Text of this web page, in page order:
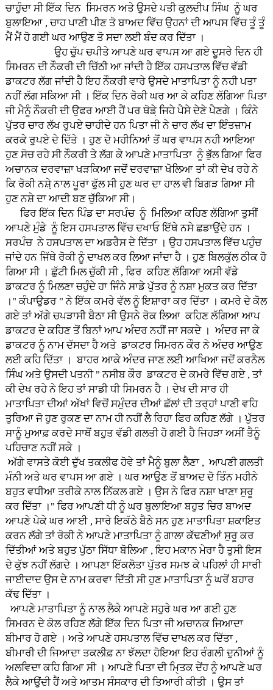
ਚਾਹੁੰਦਾ ਸੀ ਇੱਕ ਦਿਨ ਸਿਮਰਨ ਅਤੇ ਉਸਦੇ ਪਤੀ ਕੁਲਦੀਪ ਸਿੰਘ ਨੂੰ ਘਰ
ਬੁਲਾਇਆ , ਚਾਹ ਪਾਣੀ ਪੀਣ ਤੋ ਬਾਅਦ ਵਿੱਚ ਉਹਨਾਂ ਦੀ ਆਪਸ ਵਿੱਚ ਤੂੰ ਤੂੰ
ਮੈਂ ਮੈਂ ਹੋ ਗਈ ਘਰ ਆਉਣ ਤੋ ਸਦਾ ਲਈ ਬੰਦ ਕਰ ਦਿੱਤਾ ।
ਉਹ ਚੁੱਪ ਚਪੀਤੇ ਆਪਣੇ ਘਰ ਵਾਪਸ ਆ ਗਏ ਦੂਸਰੇ ਦਿਨ ਹੀ
ਸਿਮਰਨ ਦੀ ਨੌਕਰੀ ਦੀ ਚਿੱਠੀ ਆ ਜਾਂਦੀ ਹੈ ਇੱਕ ਹਸਪਤਾਲ ਵਿੱਚ ਵੱਡੀ
ਡਾਕਟਰ ਲੱਗ ਜਾਂਦੀ ਹੈ ਇਹ ਨੌਕਰੀ ਵਾਰੇ ਉਸਦੇ ਮਾਤਾਪਿਤਾ ਨੂੰ ਨਹੀ ਪਤਾ
ਨਹੀਂ ਲੱਗ ਸਕਿਆ ਸੀ । ਇੱਕ ਦਿਨ ਰੋਕੀ ਘਰ ਆ ਕੇ ਕਹਿਣ ਲੱਗਿਆ ਪਿਤਾ
ਜੀ ਮੈਨੂੰ ਨੌਕਰੀ ਦੀ ਉਫਰ ਆਈ ਹੈਂ ਪਰ ਥੋਡ਼ੇ ਜਿਹੇ ਪੈਸੇ ਦੇਣੇ ਪੈਣਗੇ । ਕਿੰਨੇ
ਪੁੱਤਰ ਚਾਰ ਲੱਖ ਰੁਪਏ ਚਾਹੀਦੇ ਹਨ ਪਿਤਾ ਜੀ ਨੇ ਚਾਰ ਲੱਖ ਦਾ ਇੰਤਜ਼ਾਮ
ਕਰਕੇ ਰੁਪਏ ਦੇ ਦਿੱਤੇ । ਹੁਣ ਦੋ ਮਹੀਨਿਆਂ ਤੋਂ ਘਰ ਵਾਪਸ ਨਹੀ ਆਇਆ
ਹੁਣ ਸੋਚ ਰਹੇ ਸੀ ਨੌਕਰੀ ਤੇ ਲੱਗ ਕੇ ਆਪਣੇ ਮਾਤਾਪਿਤਾ ਨੂੰ ਭੁੱਲ ਗਿਆ ਫਿਰ
ਅਚਾਨਕ ਦਰਵਾਜ਼ਾ ਖੜਕਿਆ ਜਦੋਂ ਦਰਵਾਜ਼ਾ ਖੋਲਿਆ ਤਾਂ ਕੀ ਦੇਖ ਰਹੇ ਨੇ
ਕਿ ਰੋਕੀ ਨਸ਼ੇ਼ ਨਾਲ ਪੂਰਾ ਫੁੱਲ ਸੀ ਹੁਣ ਘਰ ਦਾ ਹਾਲ ਵੀ ਬਿਗੜ ਗਿਆ ਸੀ
ਹੁਣ ਨਸ਼ੇ ਦਾ ਆਦੀ ਬਣ ਚੁੱਕਿਆ ਸੀ।
ਫਿਰ ਇੱਕ ਦਿਨ ਪਿੰਡ ਦਾ ਸਰਪੰਚ ਨੂੰ ਮਿਲਿਆ ਕਹਿਣ ਲੱਗਿਆ ਤੁਸੀਂ
ਆਪਣੇ ਮੁੰਡੇ ਨੂੰ ਇਸ ਹਸਪਤਾਲ ਵਿੱਚ ਦਖਾਓ ਇੱਥੇ ਨਸੇ ਛਡਾਉਂਦੇ ਹਨ ।
ਸਰਪੰਚ ਨੇ ਹਸਪਤਾਲ ਦਾ ਅਡਰੈਸ ਦੇ ਦਿੱਤਾ । ਉਹ ਹਸਪਤਾਲ ਵਿੱਚ ਪਹੁੰਚ
ਜਾਂਦੇ ਹਨ ਜਿੱਥੇ ਰੋਕੀ ਨੂੰ ਦਾਖਲ ਕਰ ਲਿਆ ਜਾਂਦਾ ਹੈ । ਹੁਣ ਬਿਲਕੁੱਲ ਠੀਕ ਹੋ
ਗਿਆ ਸੀ । ਛੁੱਟੀ ਮਿਲ ਚੁੱਕੀ ਸੀ , ਫਿਰ ਕਹਿਣ ਲੱਗਿਆ ਅਸੀ ਵੱਡੇ
ਡਾਕਟਰ ਨੂੰ ਮਿਲਣਾ ਚਹੁੰਦੇ ਹਾ ਜਿੰਨੇ ਸਾਡੇ ਪੁੱਤਰ ਨੂੰ ਨਸ਼ਾ ਮੁਕਤ ਕਰ ਦਿੱਤਾ
।" ਕੰਪਾਉਡਰ " ਨੇ ਇੱਕ ਕਮਰੇ ਵੱਲ ਨੂੰ ਇਸ਼ਾਰਾ ਕਰ ਦਿੱਤਾ । ਕਮਰੇ ਦੇ ਕੋਲ
ਗਏ ਤਾਂ ਅੱਗੇ ਚਪੜਾਸੀ ਬੈਠਾ ਸੀ ਉਸਨੇ ਰੋਕ ਲਿਆ ਕਹਿਣ ਲੱਗਿਆ ਆਪ
ਡਾਕਟਰ ਦੇ ਕਹਿਣ ਤੋਂ ਬਿਨਾਂ ਆਪ ਅੰਦਰ ਨਹੀਂ ਜਾ ਸਕਦੇ । ਅੰਦਰ ਜਾ ਕੇ
ਡਾਕਟਰ ਨੂੰ ਨਾਮ ਦੱਸਦਾ ਹੈ ਅਤੇ ਡਾਕਟਰ ਸਿਮਰਨ ਕੌਰ ਨੇ ਅੰਦਰ ਆਉਣ
ਲਈ ਕਹਿ ਦਿੱਤਾ । ਬਾਹਰ ਆਕੇ ਅੰਦਰ ਜਾਣ ਲਈ ਆਖਿਆ ਜਦੋਂ ਕਰਨੈਲ
ਸਿੰਘ ਅਤੇ ਉਸਦੀ ਪਤਨੀ " ਨਸੀਬ ਕੌਰ ਡਾਕਟਰ ਦੇ ਕਮਰੇ ਵਿੱਚ ਗਏ , ਤਾਂ
ਕੀ ਦੇਖ ਰਹੇ ਨੇ ਇਹ ਤਾਂ ਸਾਡੀ ਧੀ ਸਿਮਰਨ ਹੈ । ਦੇਖ ਦੀ ਸਾਰ ਹੀ
ਮਾਤਾਪਿਤਾ ਦੀਆਂ ਅੱਖਾਂ ਵਿਚੋਂ ਸਮੁੰਦਰ ਦੀਆਂ ਛੱਲਾਂ ਦੀ ਤਰ੍ਹਾਂ ਪਾਣੀ ਵਹਿ
ਤੁਰਿਆ ਜੋ ਹੁਣ ਰੁਕਣ ਦਾ ਨਾਮ ਹੀ ਨਹੀਂ ਲੈ ਰਿਹਾ ਫਿਰ ਕਹਿਣ ਲੱਗੇ । ਪੁੱਤਰ
ਸਾਨੂੰ ਮੁਆਫ਼ ਕਰਦੇ ਸਾਥੋਂ ਬਹੁਤ ਵੱਡੀ ਗਲਤੀ ਹੋ ਗਈ ਹੈ ਜਿਹੜਾ ਅਸੀਂ ਤੈਨੂੰ
ਪਹਿਚਾਣ ਨਹੀਂ ਸਕੇ ।
ਅੱਗੇ ਵਾਸਤੇ ਕੋਈ ਦੁੱਖ ਤਕਲੀਫ ਹੋਵੇ ਤਾਂ ਮੈਨੂੰ ਬੁਲਾ ਲੈਣਾ , ਆਪਣੀ ਗਲਤੀ
ਮੰਨੀ ਅਤੇ ਘਰ ਵਾਪਸ ਆ ਗਏ । ਘਰ ਆਉਣ ਤੋਂ ਬਾਅਦ ਦੋ ਤਿੰਨ ਮਹੀਨੇ
ਬਹੁਤ ਵਧੀਆ ਤਰੀਕੇ ਨਾਲ ਨਿੱਕਲ ਗਏ । ਉਸ ਨੇ ਫਿਰ ਨਸ਼ਾ ਖਾਣਾ ਸੁਰੂ
ਕਰ ਦਿੱਤਾ ।" ਫਿਰ ਆਪਣੀ ਧੀ ਨੂੰ ਘਰ ਬੁਲਾਇਆ ਬਹੁਤ ਚਿਰ ਬਾਅਦ
ਆਪਣੇ ਪੇਕੇ ਘਰ ਆਈ , ਸਾਰੇ ਇਕੱਠੇ ਬੈਠੇ ਸਨ ਹੁਣ ਮਾਤਾਪਿਤਾ ਸ਼ਕਾਇਤ
ਕਰਨ ਲੱਗੇ ਤਾਂ ਰੋਕੀ ਨੇ ਆਪਣੇ ਮਾਤਾਪਿਤਾ ਨੂੰ ਗਾਲਾ ਕੱਢਣੀਆਂ ਸੁਰੂ ਕਰ
ਦਿੱਤੀਆਂ ਅਤੇ ਬਹੁਤ ਪੁੱਠਾ ਸਿੱਧਾ ਬੋਲਿਆ , ਇਹ ਮਕਾਨ ਮੇਰਾ ਹੈ ਤੁਸੀ ਇਸ
ਦੇ ਕੁੱਝ ਨਹੀਂ ਲੱਗਦੇ । ਆਪਣਾ ਇੱਕਲੋਤਾ ਪੁੱਤਰ ਸਮਝ ਕੇ ਪਹਿਲਾਂ ਹੀ ਸਾਰੀ
ਜਾਈਦਾਦ ਉਸ ਦੇ ਨਾਮ ਕਰਵਾ ਦਿੱਤੀ ਸੀ ਹੁਣ ਮਾਤਾਪਿਤਾ ਨੂੰ ਘਰੋਂ ਬਹਾਰ
ਕੱਢ ਦਿੱਤਾ ।
ਆਪਣੇ ਮਾਤਾਪਿਤਾ ਨੂੰ ਨਾਲ ਲੈਕੇ ਆਪਣੇ ਸਹੁਰੇ ਘਰ ਆ ਗਈ ਹੁਣ
ਸਿਮਰਨ ਦੇ ਕੋਲ ਰਹਿਣ ਲੱਗੇ ਇੱਕ ਦਿਨ ਪਿਤਾ ਜੀ ਅਚਾਨਕ ਜਿਆਦਾ
ਬੀਮਾਰ ਹੋ ਗਏ । ਅਤੇ ਆਪਣੇ ਹਸਪਤਾਲ ਵਿੱਚ ਦਾਖਲ ਕਰ ਦਿੱਤਾ ,
ਬੀਮਾਰੀ ਦੀ ਜਿਆਦਾ ਤਕਲੀਫ਼ ਨਾ ਝੱਲਦਾ ਹੋਇਆ ਇਹ ਰੰਗਲੀ ਦੁਨੀਆਂ ਨੂੰ
ਅਲਵਿਦਾ ਕਹਿ ਗਿਆ ਸੀ । ਆਪਣੇ ਪਿਤਾ ਦੀ ਮੑਿਤਕ ਦੇਂਹ ਨੂੰ ਆਪਣੇ ਘਰ
ਲੈਕੇ ਆਉਂਦੀ ਹੈਂ ਅਤੇ ਆਤਮ ਸੰਸਕਾਰ ਦੀ ਤਿਆਰੀ ਕੀਤੀ । ਉਸ ਤਾਂ